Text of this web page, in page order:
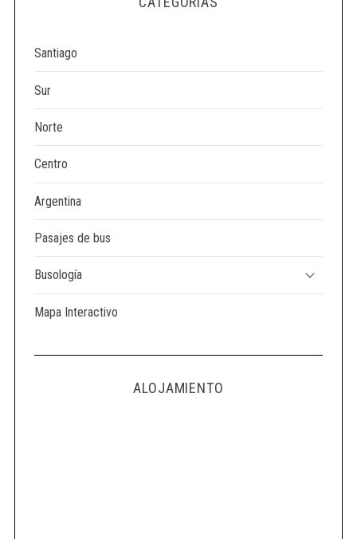
Santiago
Sur
Norte
Centro
Argentina
Pasajes de bus
Busología
Mapa Interactivo
ALOJAMIENTO
c
h
o
: